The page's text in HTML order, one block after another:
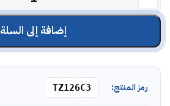
إضافة إلى السلة
رمز المنتج: TZ126C3